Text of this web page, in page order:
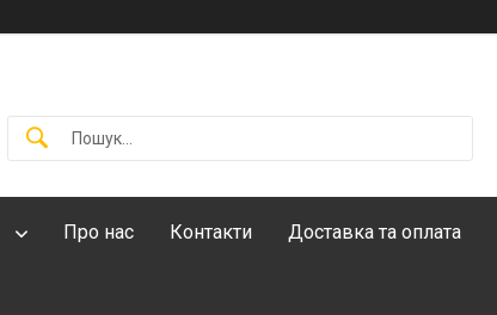
Про нас Контакти Доставка та оплата